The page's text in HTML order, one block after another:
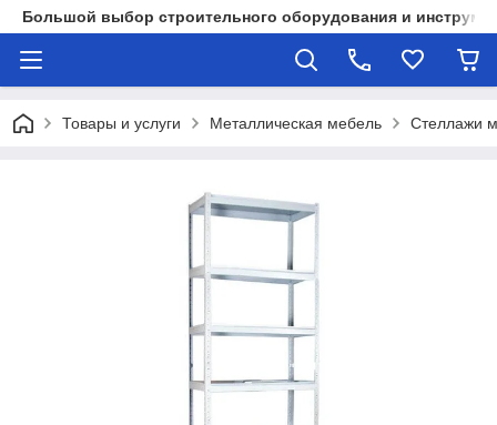
Большой выбор строительного оборудования и
Товары и услуги Металлическая мебель Стеллажи